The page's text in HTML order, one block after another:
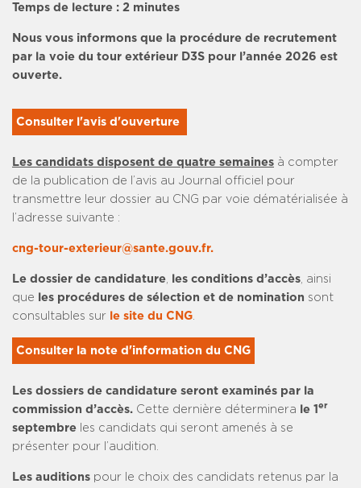
Temps de lecture : 2 minutes
Nous vous informons que la procédure de recrutement
par la voie du tour extérieur D3S pour l’année 2026 est
ouverte.
Consulter l'avis d'ouverture
Les candidats disposent de quatre semaines à compter
de la publication de l’avis au Journal officiel pour
transmettre leur dossier au CNG par voie dématérialisée à
l’adresse suivante :
cng-tour-exterieur@sante.gouv.fr.
Le dossier de candidature les conditions d’accès , ainsi
que les procédures de sélection et de nomination sont
consultables sur le site du CNG
Consulter la note d'information du CNG
Les dossiers de candidature seront examinés par la
commission d’accès. Cette dernière déterminera le 1 er
septembre les candidats qui seront amenés à se
présenter pour l’audition.
Les auditions pour le choix des candidats retenus par la